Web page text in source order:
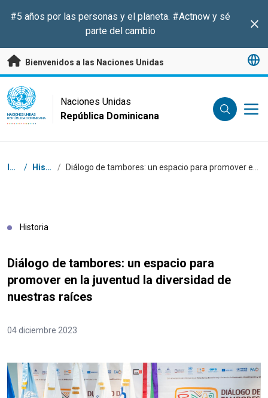
#5 años por las personas y el planeta. #Actnowy sé
parte del cambio
Bienvenidos a las Naciones Unidas
UN Logo
NACIONES UNIDAS
REPÚBLICA DOMINICANA
Naciones Unidas
República Dominicana
Coordenadas dentro de la ruta de navegación
Inicio / Historias /
Historia
Diálogo de tambores: un espacio para
promover en la juventud la diversidad de
nuestras raíces
04 diciembre 2023